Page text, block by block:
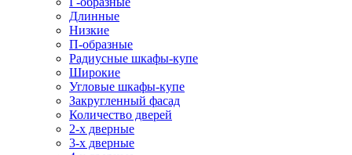
Длинные
Низкие
П-образные
Радиусные шкафы-купе
Широкие
Угловые шкафы-купе
Закругленный фасад
Количество дверей
2-х дверные
3-х дверные